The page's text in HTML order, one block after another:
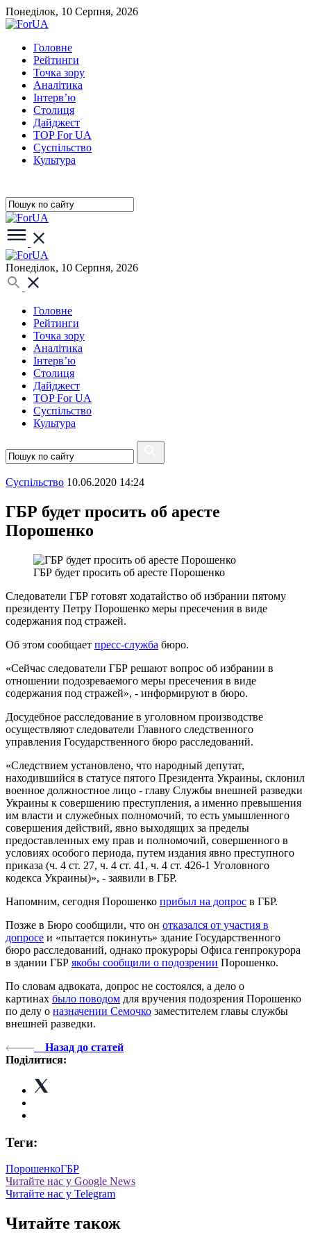
Понеділок, 10 Серпня, 2026
Головне
Рейтинги
Точка зору
Аналітика
Інтерв’ю
Столиця
Дайджест
TOP For UA
Суспiльство
Культура
Понеділок, 10 Серпня, 2026
Головне
Рейтинги
Точка зору
Аналітика
Інтерв’ю
Столиця
Дайджест
TOP For UA
Суспiльство
Культура
Суспiльство 10.06.2020 14:24
ГБР будет просить об аресте
Порошенко
ГБР будет просить об аресте Порошенко
Следователи ГБР готовят ходатайство об избрании пятому
президенту Петру Порошенко меры пресечения в виде
содержания под стражей.
Об этом сообщает пресс-служба бюро.
«Сейчас следователи ГБР решают вопрос об избрании в
отношении подозреваемого меры пресечения в виде
содержания под стражей», - информируют в бюро.
Досудебное расследование в уголовном производстве
осуществляют следователи Главного следственного
управления Государственного бюро расследований.
«Следствием установлено, что народный депутат,
находившийся в статусе пятого Президента Украины, склонил
военное должностное лицо - главу Службы внешней разведки
Украины к совершению преступления, а именно превышения
им власти и служебных полномочий, то есть умышленного
совершения действий, явно выходящих за пределы
предоставленных ему прав и полномочий, совершенного в
условиях особого периода, путем издания явно преступного
приказа (ч. 4 ст. 27, ч. 4 ст. 41, ч. 4 ст. 426-1 Уголовного
кодекса Украины)», - заявили в ГБР.
Напомним, сегодня Порошенко прибыл на допрос в ГБР.
Позже в Бюро сообщили, что он отказался от участия в
допросе и «пытается покинуть» здание Государственного
бюро расследований, однако прокуроры Офиса генпрокурора
в здании ГБР якобы сообщили о подозрении Порошенко.
По словам адвоката, допрос не состоялся, а дело о
картинах было поводом для вручения подозрения Порошенко
по делу о назначении Семочко заместителем главы службы
внешней разведки.
Назад до статей
Поділитися:
Теги:
ПорошенкоГБР
Читайте нас у Google News
Читайте нас у Telegram
Читайте також